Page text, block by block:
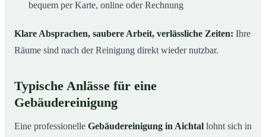
bequem per Karte, online oder Rechnung
Klare Absprachen, saubere Arbeit, verlässliche Zeiten: Ihre
Räume sind nach der Reinigung direkt wieder nutzbar.
Typische Anlässe für eine
Gebäudereinigung
Eine professionelle Gebäudereinigung in Aichtal lohnt sich in